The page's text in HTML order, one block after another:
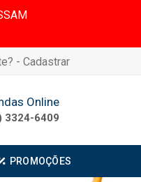
- Cadastrar
Online
3324-6409
PROMOÇÕES